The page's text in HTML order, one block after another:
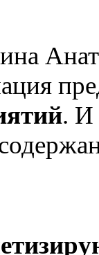
. И